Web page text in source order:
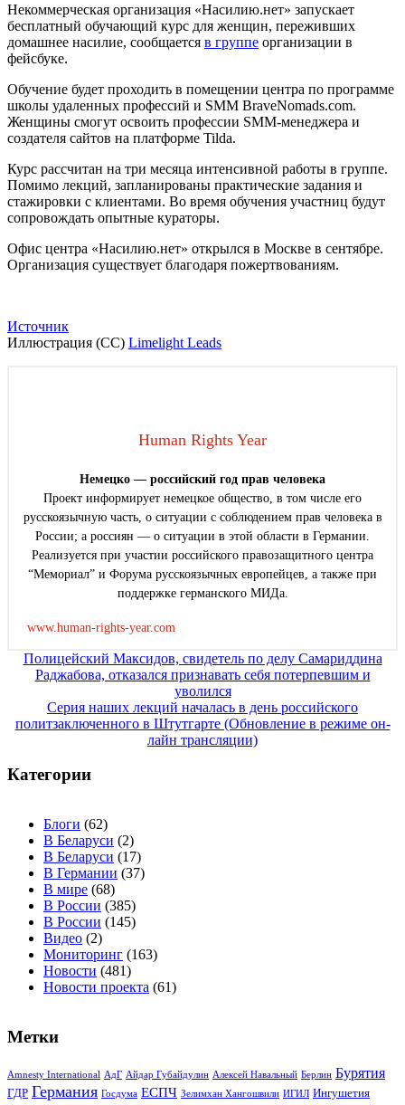
Некоммерческая организация «Насилию.нет» запускает
бесплатный обучающий курс для женщин, переживших
домашнее насилие, сообщается в группе организации в
фейсбуке.
Обучение будет проходить в помещении центра по программе
школы удаленных профессий и SMM BraveNomads.com.
Женщины смогут освоить профессии SMM-менеджера и
создателя сайтов на платформе Tilda.
Курс рассчитан на три месяца интенсивной работы в группе.
Помимо лекций, запланированы практические задания и
стажировки с клиентами. Во время обучения участниц будут
сопровождать опытные кураторы.
Офис центра «Насилию.нет» открылся в Москве в сентябре.
Организация существует благодаря пожертвованиям.
Источник
Иллюстрация (CC) Limelight Leads
Human Rights Year
Немецко — российский год прав человека
Проект информирует немецкое общество, в том числе его
русскоязычную часть, о ситуации с соблюдением прав человека в
России; а россиян — о ситуации в этой области в Германии.
Реализуется при участии российского правозащитного центра
“Мемориал” и Форума русскоязычных европейцев, а также при
поддержке германского МИДа.
www.human-rights-year.com
Навигация
записям
Полицейский Максидов, свидетель по делу Самариддина
Раджабова, отказался признавать себя потерпевшим и
уволился
Серия наших лекций началась в день российского
политзаключенного в Штутгарте (Обновление в режиме он-
лайн трансляции)
Категории
Блоги (62)
В Беларуси (2)
В Беларуси (17)
В Германии (37)
В мире (68)
В России (385)
В России (145)
Видео (2)
Мониторинг (163)
Новости (481)
Новости проекта (61)
Метки
Amnesty International АдГ Айдар Губайдулин Алексей Навальный Берлин Бурятия
ГДР Германия Госдума ЕСПЧ Зелимхан Хангошвили ИГИЛ Ингушетия